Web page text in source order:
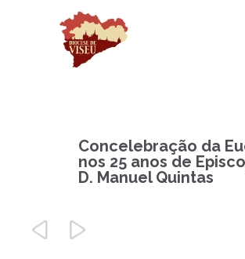
Concelebração da
nos 25 anos de
D. Manuel Quintas
 